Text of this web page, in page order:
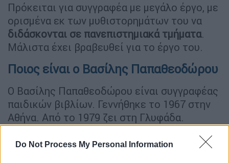
Do Not Process My Personal Information
Πρόκειται για συγγραφέα με μεγάλο έργο, με
ορισμένα εκ των μυθιστορημάτων του να
διδάσκονται σε πανεπιστημιακά τμήματα.
Μάλιστα έχει βραβευθεί για το έργο του.
Ποιος είναι ο Βασίλης Παπαθεοδώρου
Ο Βασίλης Παπαθεοδώρου είναι συγγραφέας
παιδικών βιβλίων. Γεννήθηκε το 1967 στην
Αθήνα. Από το 1979 ζει στη Γλυφάδα.
Γερμανικής Σχολής Αθηνών. Στη συνέχεια